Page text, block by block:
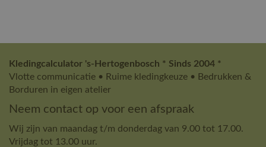
Kledingcalculator 's-Hertogenbosch * Sinds 2004 *
Vlotte communicatie • Ruime kledingkeuze • Bedrukken &
Borduren in eigen atelier
Neem contact op voor een afspraak
Wij zijn van maandag t/m donderdag van 9.00 tot 17.00.
Vrijdag tot 13.00 uur.